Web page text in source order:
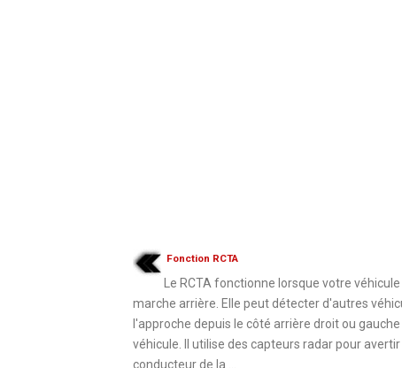
Fonction RCTA
Le RCTA fonctionne lorsque votre
marche arrière. Elle peut détecter d'autres
l'approche depuis le côté arrière droit ou gauche
véhicule. Il utilise des capteurs radar pour avertir
conducteur de la ...